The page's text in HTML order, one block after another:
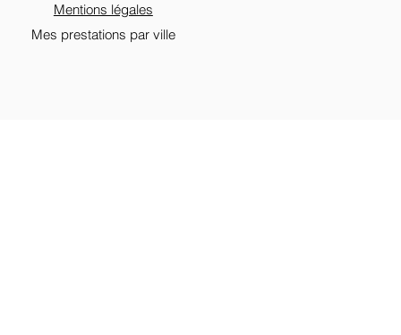
Mentions légales
Mes prestations par ville